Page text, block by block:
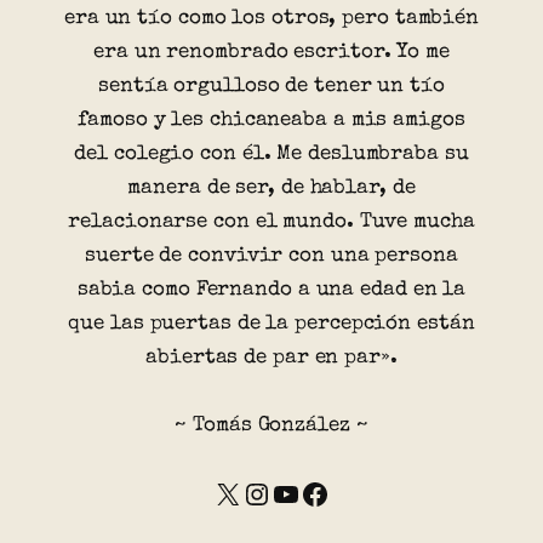
era un tío como los otros, pero también
era un renombrado escritor. Yo me
sentía orgulloso de tener un tío
famoso y les chicaneaba a mis amigos
del colegio con él. Me deslumbraba su
manera de ser, de hablar, de
relacionarse con el mundo. Tuve mucha
suerte de convivir con una persona
sabia como Fernando a una edad en la
que las puertas de la percepción están
abiertas de par en par».
~ Tomás González ~
X Instagram YouTube Facebook